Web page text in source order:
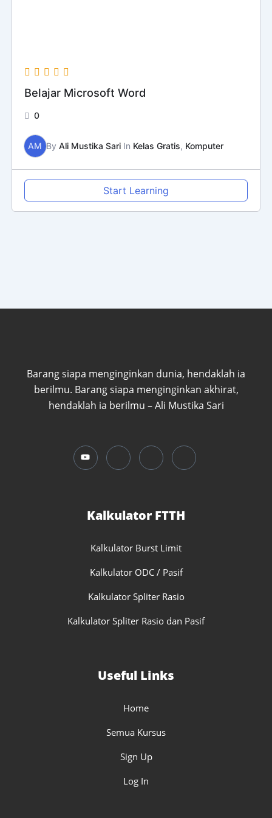
Belajar Microsoft Word
0
AM By Ali Mustika SariIn Kelas Gratis, Komputer
Start Learning
Barang siapa menginginkan dunia, hendaklah ia
berilmu. Barang siapa menginginkan akhirat,
hendaklah ia berilmu – Ali Mustika Sari
Kalkulator FTTH
Kalkulator Burst Limit
Kalkulator ODC / Pasif
Kalkulator Spliter Rasio
Kalkulator Spliter Rasio dan Pasif
Useful Links
Home
Semua Kursus
Sign Up
Log In